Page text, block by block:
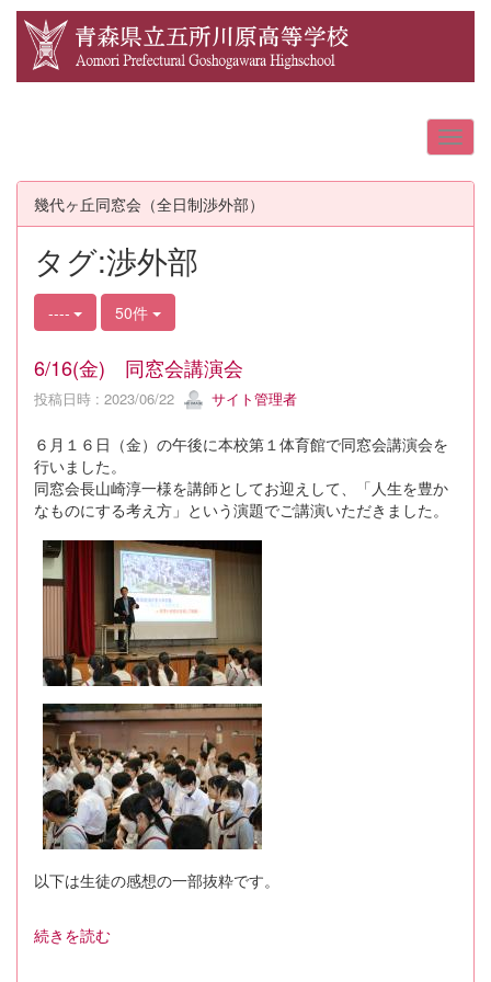
幾代ヶ丘同窓会（全日制渉外部）
タグ:渉外部
---- 50件
6/16(金) 同窓会講演会
投稿日時 : 2023/06/22 サイト管理者
６月１６日（金）の午後に本校第１体育館で同窓会講演会を
行いました。
同窓会長山崎淳一様を講師としてお迎えして、「人生を豊か
なものにする考え方」という演題でご講演いただきました。
以下は生徒の感想の一部抜粋です。
続きを読む